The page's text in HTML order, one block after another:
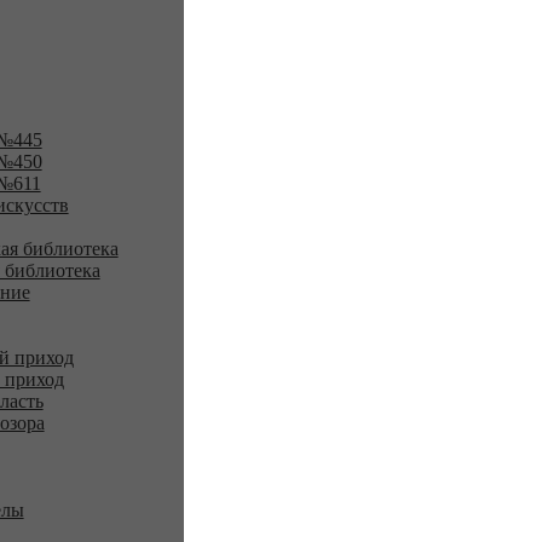
библиотека
библиотека
приход